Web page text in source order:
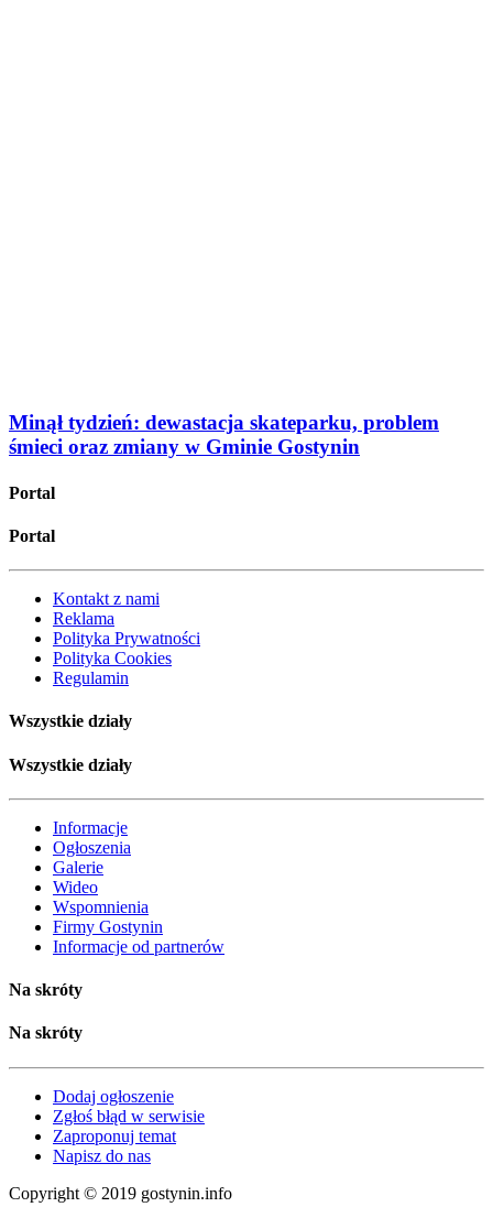
Minął tydzień: dewastacja skateparku, problem
śmieci oraz zmiany w Gminie Gostynin
Portal
Portal
Kontakt z nami
Reklama
Polityka Prywatności
Polityka Cookies
Regulamin
Wszystkie działy
Wszystkie działy
Informacje
Ogłoszenia
Galerie
Wideo
Wspomnienia
Firmy Gostynin
Informacje od partnerów
Na skróty
Na skróty
Dodaj ogłoszenie
Zgłoś błąd w serwisie
Zaproponuj temat
Napisz do nas
Copyright © 2019 gostynin.info